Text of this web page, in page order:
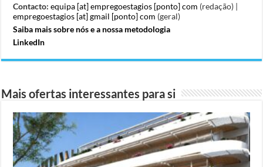
Contacto: equipa [at] empregoestagios [ponto] com (redação) |
empregoestagios [at] gmail [ponto] com (geral)
Saiba mais sobre nós e a nossa metodologia
LinkedIn
Mais ofertas interessantes para si